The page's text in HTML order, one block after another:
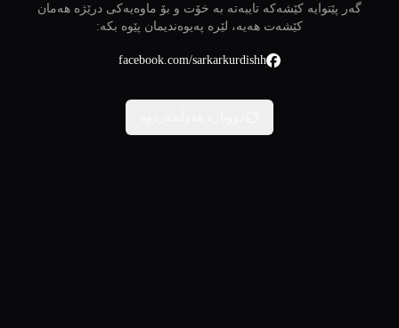
گەر پێتوایە کێشەکە تایبەتە بە خۆت و بۆ ماوەیەکی درێژە هەمان
کێشەت هەیە، لێرە پەیوەندیمان پێوە بکە:
facebook.com/sarkarkurdishh